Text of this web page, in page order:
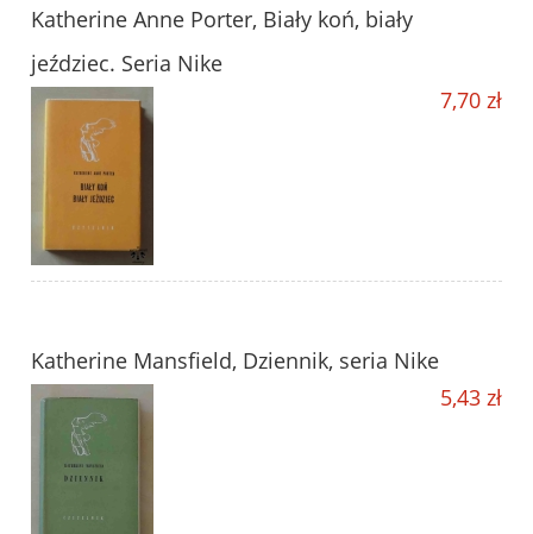
Katherine Anne Porter, Biały koń, biały
jeździec. Seria Nike
7,70 zł
Katherine Mansfield, Dziennik, seria Nike
5,43 zł